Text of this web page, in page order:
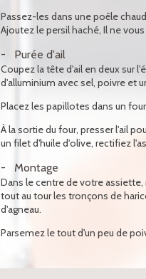
Passez-les dans une poêle
Ajoutez le persil haché, Il ne
Purée d'ail
Coupez la tête d'ail en deux sur
d'alluminium avec sel, poivre et
Placez les papillotes dans un
À la sortie du four, presser l'ail
un filet d'huile d'olive, rectifiez
Montage
Dans le centre de votre assiette,
tout au tour les tronçons de
d'agneau.
Parsemez le tout d'un peu de